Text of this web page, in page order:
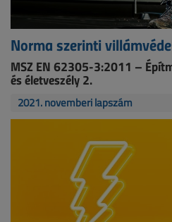
Norma szerinti
MSZ EN 62305-3:2011 –
és életveszély 2.
2021. novemberi lapszám